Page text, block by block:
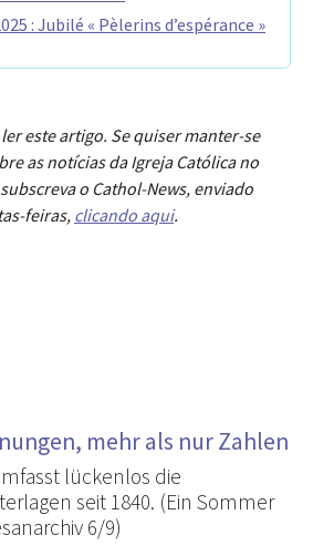
: Jubilé « Pèlerins d’espérance »
este artigo. Se quiser manter-se
as notícias da Igreja Católica no
o Cathol-News, enviado
feiras, clicando aqui.
mehr als nur Zahlen
lückenlos die
seit 1840. (Ein Sommer
6/9)